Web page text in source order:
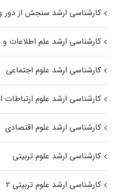
کارشناسی ارشد سنجش از دور
کارشناسی ارشد علم اطلاعات
کارشناسی ارشد علوم اجتماعی
کارشناسی ارشد علوم ارتباطات
کارشناسی ارشد علوم اقتصادی
کارشناسی ارشد علوم تربیتی
کارشناسی ارشد علوم تربیتی ۲